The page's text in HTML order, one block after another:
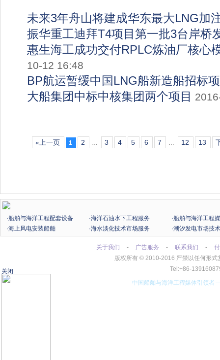
关闭
未来3年舟山将建成华东最大LNG加
振华重工迪拜T4项目第一批3台岸桥
惠生海工成功交付RPLC炼油厂核心
10-12 16:48
BP航运暂缓中国LNG船新造船招标
大船集团中标中核集团两个项目
«上一页 1 2 … 3 4 5 6 7 … 12 13
·船舶与海洋工程配套设备 ·海洋石油水下工程服务
·船舶与海洋工程
·海上风电安装船舶
·海水淡化技术市场服务 ·潮汐发电市场技
关于我们 - 广告服务 - 联系我们 -
版权所有 © 2010-2016 严禁以任何形
Tel:+86-
中国船舶与海洋工程媒体引领者